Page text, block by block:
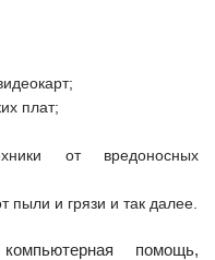
плат;
от вредоносных
пыли и грязи и так далее.
помощь,